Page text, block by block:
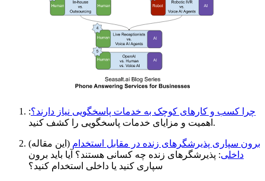
چرا کسب و کارهای کوچک به خدمات پاسخگویی نیاز دارند؟:
اهمیت و مزایای خدمات پاسخگویی را کشف کنید.
(این مقاله) برون سپاری پذیرشگرهای زنده در مقابل استخدام
داخلی: پذیرشگرهای زنده چه کسانی هستند؟ آیا باید برون
سپاری کنید یا داخلی استخدام کنید؟